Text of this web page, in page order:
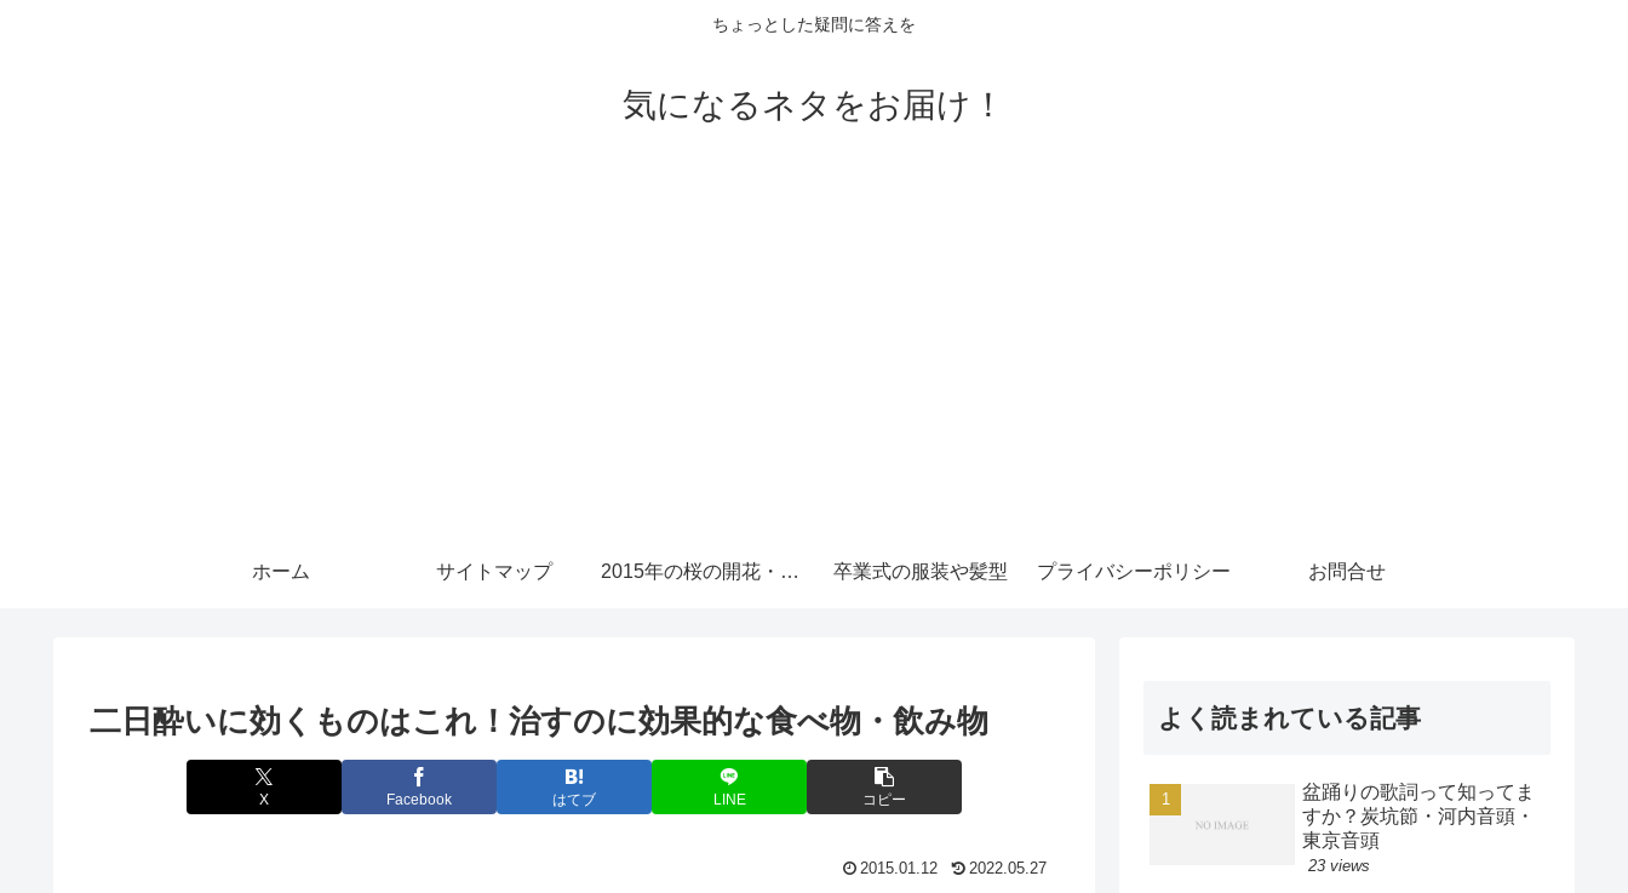
ちょっとした疑問に答えを
気になるネタをお届け！
ホーム サイトマップ 2015年の桜の開花・お花見情報 卒業式の服装や髪型 プライバシーポリシー お問合せ
二日酔いに効くものはこれ！治すのに効果的な食べ物・飲み物
X Facebook はてブ LINE コピー
2015.01.12 2022.05.27
よく読まれている記事
盆踊りの歌詞って知ってま
すか？炭坑節・河内音頭・
東京音頭
23 views